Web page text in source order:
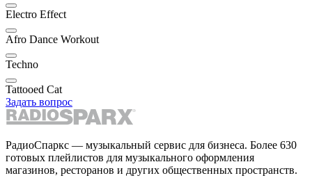
Electro Effect
Afro Dance Workout
Techno
Tattooed Cat
Задать вопрос
РадиоСпаркс — музыкальный сервис для бизнеса. Более 630
готовых плейлистов для музыкального оформления
магазинов, ресторанов и других общественных пространств.